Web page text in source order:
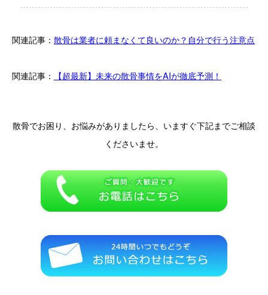
関連記事： 散骨は業者に頼まなくて良いのか？自分で行う注意点
関連記事： 【超最新】未来の散骨事情をAIが徹底予測！
散骨でお困り、お悩みがありましたら、いますぐ下記までご相談
くださいませ。